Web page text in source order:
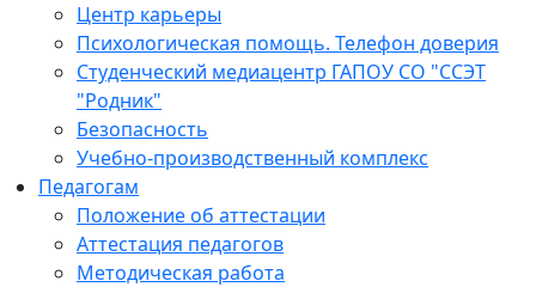
Центр карьеры
Психологическая помощь. Телефон доверия
Студенческий медиацентр ГАПОУ СО "ССЭТ
"Родник"
Безопасность
Учебно-производственный комплекс
Педагогам
Положение об аттестации
Аттестация педагогов
Методическая работа